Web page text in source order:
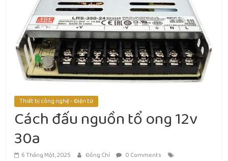
Thiết bị công nghệ - Điện tử
Cách đấu nguồn tổ ong 12v
30a
6 Tháng Một, 2025 Đông Chí
0 Comments